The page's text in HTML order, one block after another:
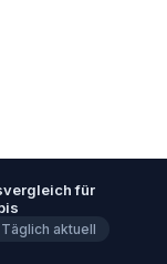
für
Täglich aktuell